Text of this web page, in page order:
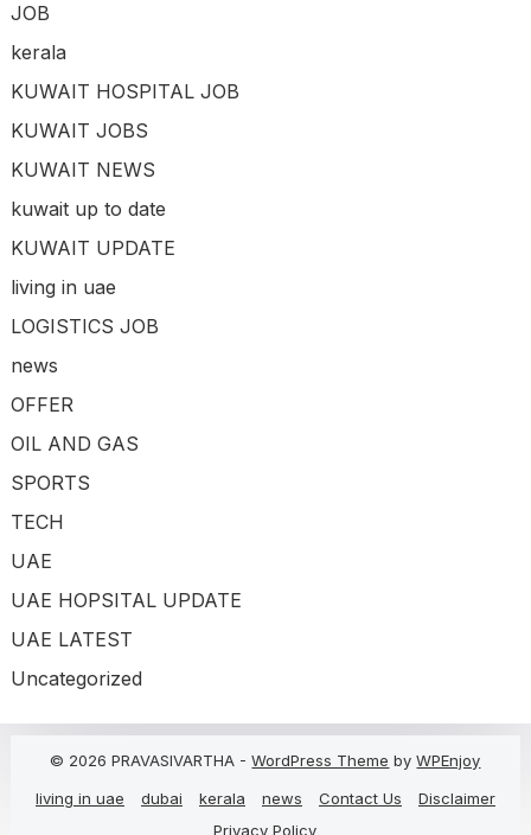
JOB
kerala
KUWAIT HOSPITAL JOB
KUWAIT JOBS
KUWAIT NEWS
kuwait up to date
KUWAIT UPDATE
living in uae
LOGISTICS JOB
news
OFFER
OIL AND GAS
SPORTS
TECH
UAE
UAE HOPSITAL UPDATE
UAE LATEST
Uncategorized
© 2026 PRAVASIVARTHA -WordPress Theme byWPEnjoy
living in uae
dubai kerala news Contact Us
Disclaimer
Privacy Policy